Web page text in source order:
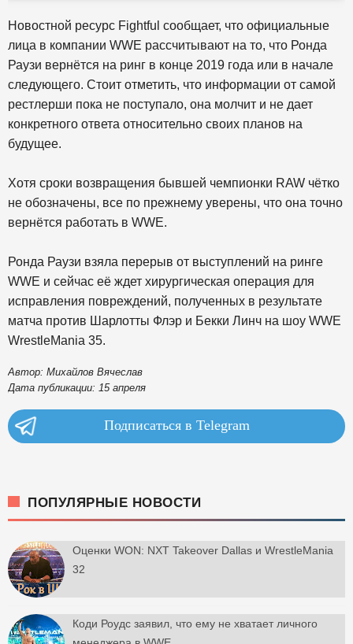
Новостной ресурс Fightful сообщает, что официальные
лица в компании WWE рассчитывают на то, что Ронда
Раузи вернётся на ринг в конце 2019 года или в начале
следующего. Стоит отметить, что информации от самой
рестлерши пока не поступало, она молчит и не дает
конкретного ответа относительно своих планов на
будущее.
Хотя сроки возвращения бывшей чемпионки RAW чётко
не обозначены, все по прежнему уверены, что она точно
вернётся работать в WWE.
Ронда Раузи взяла перерыв от выступлений на ринге
WWE и сейчас её ждет хирургическая операция для
исправления повреждений, полученных в результате
матча против Шарлотты Флэр и Бекки Линч на шоу WWE
WrestleMania 35.
Автор: Михайлов Вячеслав
Дата публикации: 15 апреля
Подписаться в Telegram
ПОПУЛЯРНЫЕ НОВОСТИ
Оценки WON: NXT Takeover Dallas и WrestleMania
32
Коди Роудс заявил, что ему не хватает личного